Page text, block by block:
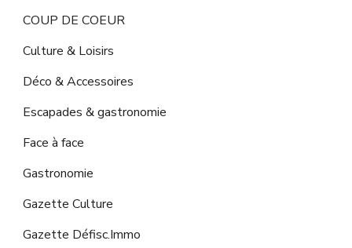
COUP DE COEUR
Culture & Loisirs
Déco & Accessoires
Escapades & gastronomie
Face à face
Gastronomie
Gazette Culture
Gazette Défisc.Immo